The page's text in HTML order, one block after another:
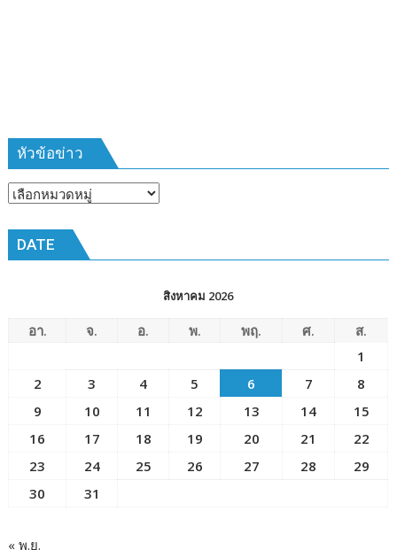
หัวข้อข่าว
หัวข้อ
DATE
สิงหาคม 2026
อา. จ. อ. พ. พฤ. ศ.
ส.
1
2
3 4 5 6 7
8
9
10 11 12 13 14
15
16
17 18 19 20 21
22
23
24 25 26 27 28
29
30
31
« พ.ย.